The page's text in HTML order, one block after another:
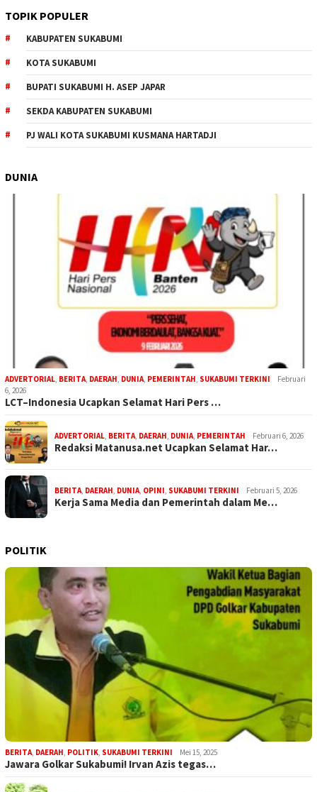
TOPIK POPULER
KABUPATEN SUKABUMI
KOTA SUKABUMI
BUPATI SUKABUMI H. ASEP JAPAR
SEKDA KABUPATEN SUKABUMI
PJ WALI KOTA SUKABUMI KUSMANA HARTADJI
DUNIA
ADVERTORIAL, BERITA, DAERAH, DUNIA, PEMERINTAH, SUKABUMI TERKINI
Februari
6, 2026
LCT–Indonesia Ucapkan Selamat Hari Pers …
ADVERTORIAL, BERITA, DAERAH, DUNIA, PEMERINTAH Februari 6, 2026
Redaksi Matanusa.net Ucapkan Selamat Har…
BERITA, DAERAH, DUNIA, OPINI, SUKABUMI TERKINI Februari 5, 2026
Kerja Sama Media dan Pemerintah dalam Me…
POLITIK
BERITA, DAERAH, POLITIK, SUKABUMI TERKINI Mei 15, 2025
Jawara Golkar Sukabumi! Irvan Azis tegas…